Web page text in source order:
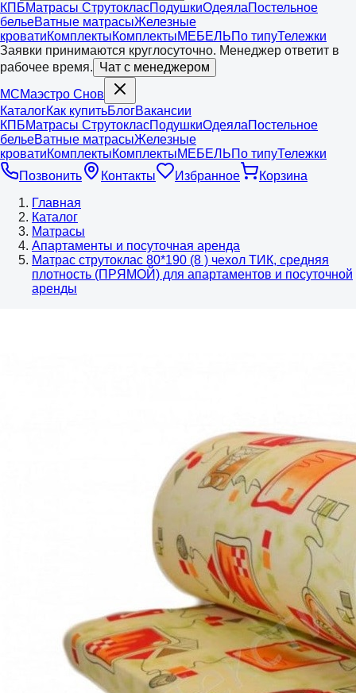
КПБМатрасы СтрутокласПодушкиОдеялаПостельное
бельеВатные матрасыЖелезные
кроватиКомплектыКомплектыМЕБЕЛЬПо типуТележки
Заявки принимаются круглосуточно. Менеджер ответит в
рабочее время. Чат с менеджером
МСМаэстро Снов
КаталогКак купитьБлогВакансии
КПБМатрасы СтрутокласПодушкиОдеялаПостельное
бельеВатные матрасыЖелезные
кроватиКомплектыКомплектыМЕБЕЛЬПо типуТележки
Позвонить
Контакты Избранное
Корзина
Главная
Каталог
Матрасы
Апартаменты и посуточная аренда
Матрас струтоклас 80*190 (8 ) чехол ТИК, средняя
плотность (ПРЯМОЙ) для апартаментов и посуточной
аренды